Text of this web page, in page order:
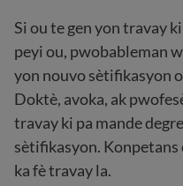
Si ou te gen yon travay
peyi ou, pwobableman
yon nouvo sètifikasyon
Doktè, avoka, ak
travay ki pa mande
sètifikasyon. Konpetans
ka fè travay la.